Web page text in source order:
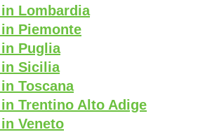
Lombardia
Piemonte
Puglia
Sicilia
Toscana
Trentino Alto Adige
Veneto